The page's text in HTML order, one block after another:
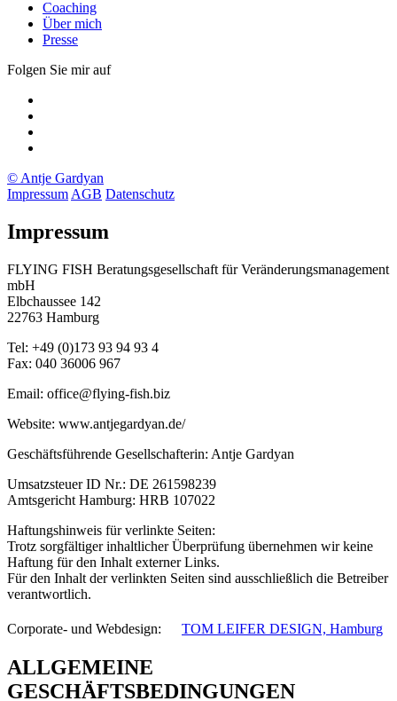
Coaching
Über mich
Presse
Folgen Sie mir auf
© Antje Gardyan
Impressum AGB Datenschutz
Impressum
FLYING FISH Beratungsgesellschaft für Veränderungsmanagement
mbH
Elbchaussee 142
22763 Hamburg
Tel: +49 (0)173 93 94 93 4
Fax: 040 36006 967
Email: office@flying-fish.biz
Website: www.antjegardyan.de/
Geschäftsführende Gesellschafterin: Antje Gardyan
Umsatzsteuer ID Nr.: DE 261598239
Amtsgericht Hamburg: HRB 107022
Haftungshinweis für verlinkte Seiten:
Trotz sorgfältiger inhaltlicher Überprüfung übernehmen wir keine
Haftung für den Inhalt externer Links.
Für den Inhalt der verlinkten Seiten sind ausschließlich die Betreiber
verantwortlich.
Corporate- und Webdesign: ﾠ TOM LEIFER DESIGN, Hamburg
ALLGEMEINE
GESCHÄFTSBEDINGUNGEN